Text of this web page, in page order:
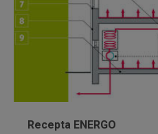
Recepta ENERGO